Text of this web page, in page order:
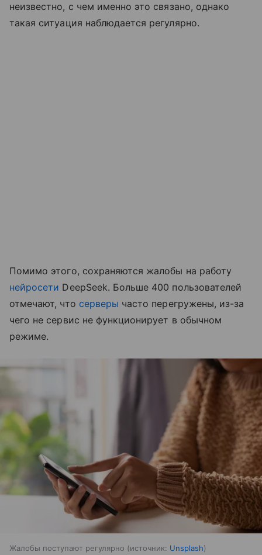
неизвестно, с чем именно это связано, однако
такая ситуация наблюдается регулярно.
Помимо этого, сохраняются жалобы на работу
нейросети DeepSeek. Больше 400 пользователей
отмечают, что серверы часто перегружены, из-за
чего не сервис не функционирует в обычном
режиме.
Жалобы поступают регулярно источник: Unsplash